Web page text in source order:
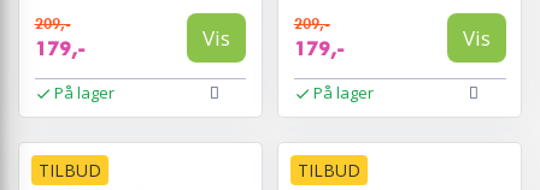
209,-
179,- Vis
På lager
209,-
179,- Vis
På lager
TILBUD TILBUD